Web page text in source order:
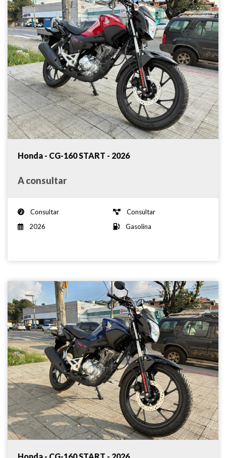
Honda - CG-160 START - 2026
A consultar
Consultar
Consultar
2026
Gasolina